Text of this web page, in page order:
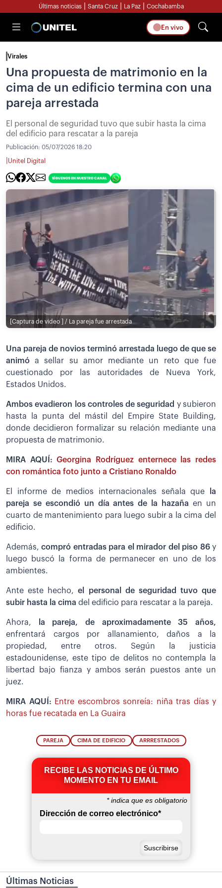
Últimas noticias Santa Cruz La Paz Cochabamba
En vivo
Virales
Una propuesta de matrimonio en la
cima de un edificio termina con una
pareja arrestada
El personal de seguridad tuvo que subir hasta la cima
del edificio para rescatar a la pareja
Publicación: 05/07/2026 18:20
Unitel Digital
[Captura de video ] / La pareja fue arrestada
Una pareja de novios terminó arrestada luego de que se
animóa sellar su amor mediante un reto que fue
cuestionado por las autoridades de Nueva York,
Estados Unidos.
Ambos evadieron los controles de seguridad y subieron
hasta la punta del mástil del Empire State Building,
donde decidieron formalizar su relación mediante una
propuesta de matrimonio.
MIRA AQUÍ:Georgina Rodríguez enternece las redes
con romántica foto junto a Cristiano Ronaldo
El informe de medios internacionales señala que la
pareja se escondió un día antes de la hazañaen un
cuarto de mantenimiento para luego subir a la cima del
edificio.
Además,compró entradas para el mirador del piso 86y
luego buscó la forma de permanecer en uno de los
ambientes.
Ante este hecho, el personal de seguridad tuvo que
subir hasta la cima del edificio para rescatar a la pareja.
Ahora,
la pareja, de aproximadamente 35 años,
enfrentará cargos por allanamiento, daños a la
propiedad, entre otros. Según la justicia
estadounidense, este tipo de delitos no contempla la
libertad bajo fianza y ambos serán puestos ante un
juez.
MIRA AQUÍ: Entre escombros sonreía: niña tras días y
horas fue recatada en La Guaira
PAREJA CIMA DE EDIFICIO ARRRESTADOS
RECIBE LAS NOTICIAS DE ÚLTIMO
MOMENTO EN TU EMAIL
*indica que es obligatorio
Dirección de correo electrónico*
Últimas Noticias